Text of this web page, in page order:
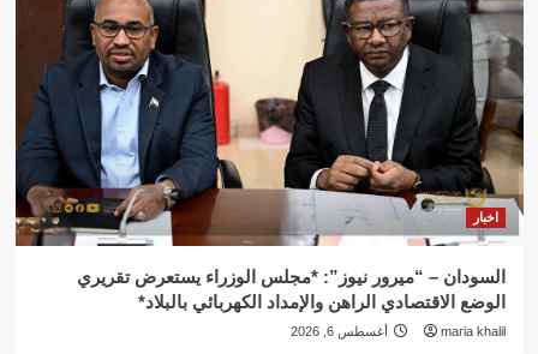
اخبار
السودان – “ميرور نيوز”: *مجلس الوزراء يستعرض تقريري
الوضع الاقتصادي الراهن والإمداد الكهربائي بالبلاد*
maria khalil أغسطس 6, 2026